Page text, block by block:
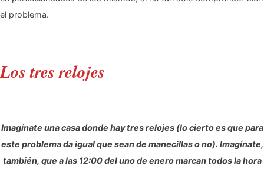
el problema.
Los tres relojes
Imagínate una casa donde hay tres relojes (lo cierto es que para
este problema da igual que sean de manecillas o no). Imagínate,
también, que a las 12:00 del uno de enero marcan todos la hora